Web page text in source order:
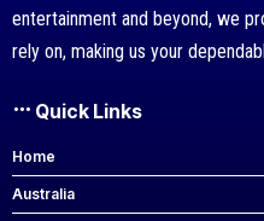
entertainment and beyond, we
rely on, making us your
Quick Links
Home
Australia